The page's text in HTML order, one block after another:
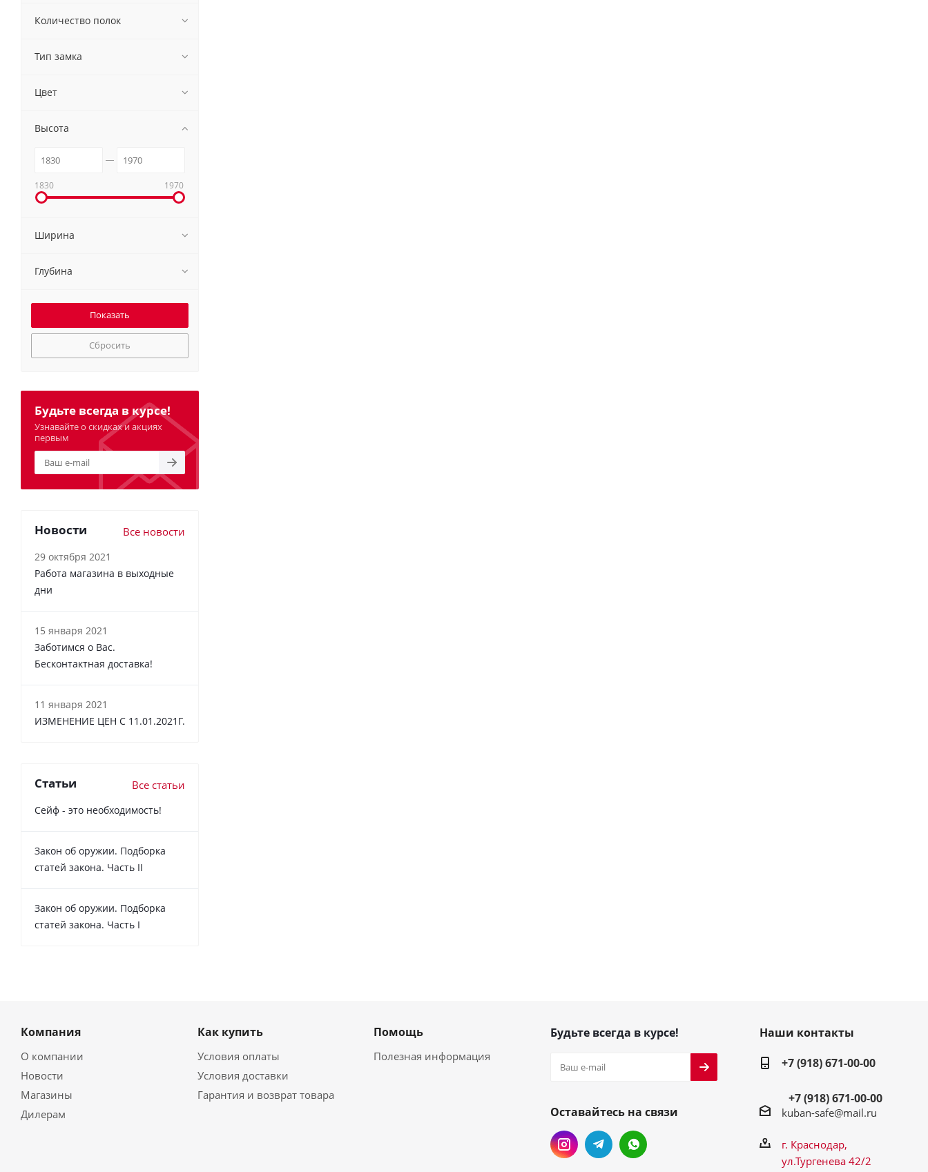
Количество полок
Тип замка
Цвет
Высота
1830 1970
Ширина
Глубина
Сбросить
Будьте всегда в курсе!
Узнавайте о скидках и акциях
первым
Новости Все новости
29 октября 2021
Работа магазина в выходные
дни
15 января 2021
Заботимся о Вас.
Бесконтактная доставка!
11 января 2021
ИЗМЕНЕНИЕ ЦЕН С 11.01.2021Г.
Статьи Все статьи
Сейф - это необходимость!
Закон об оружии. Подборка
статей закона. Часть II
Закон об оружии. Подборка
статей закона. Часть I
Компания
О компании
Новости
Магазины
Дилерам
Как купить
Условия оплаты
Условия доставки
Гарантия и возврат товара
Помощь
Полезная информация
Будьте всегда в курсе!
Оставайтесь на связи
Наши контакты
+7 (918) 671-00-00
+7 (918) 671-00-00
kuban-safe@mail.ru
г. Краснодар,
ул.Тургенева 42/2